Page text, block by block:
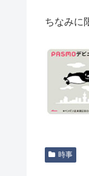
ちなみに
時事